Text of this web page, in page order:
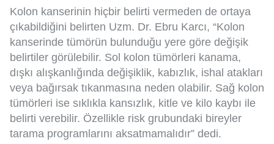
Kolon kanserinin hiçbir belirti vermeden de ortaya
çıkabildiğini belirten Uzm. Dr. Ebru Karcı, “Kolon
kanserinde tümörün bulunduğu yere göre değişik
belirtiler görülebilir. Sol kolon tümörleri kanama,
dışkı alışkanlığında değişiklik, kabızlık, ishal atakları
veya bağırsak tıkanmasına neden olabilir. Sağ kolon
tümörleri ise sıklıkla kansızlık, kitle ve kilo kaybı ile
belirti verebilir. Özellikle risk grubundaki bireyler
tarama programlarını aksatmamalıdır” dedi.